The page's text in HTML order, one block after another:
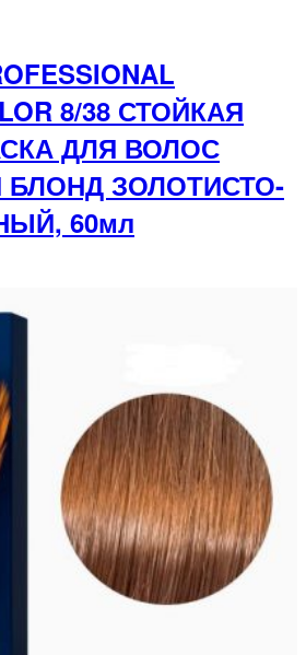
8/38 СТОЙКАЯ
ДЛЯ ВОЛОС
ЗОЛОТИСТО-
60мл